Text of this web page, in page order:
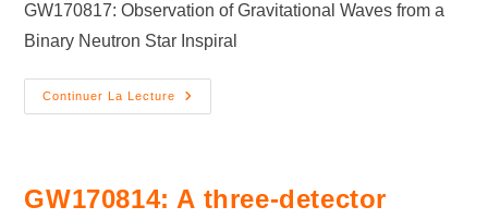
GW170817: Observation of Gravitational Waves from a
Binary Neutron Star Inspiral
Continuer La Lecture
GW170814: A three-detector